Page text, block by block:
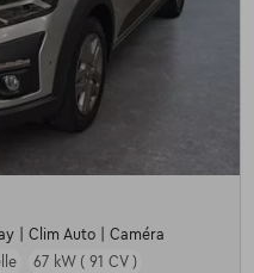
| Clim Auto | Caméra
67 kW ( 91 CV )